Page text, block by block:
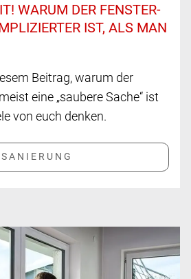
WARUM DER FENSTER­
IST, ALS MAN
Beitrag, warum der
eine „saubere Sache“ ist
von euch denken.